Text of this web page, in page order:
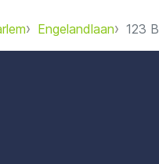
Engelandlaan 123 B